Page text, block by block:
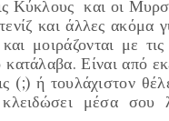
Κύκλους και οι
και άλλες ακόμα
μοιράζονται με
Είναι από
(;) ή τουλάχιστον
κλειδώσει μέσα